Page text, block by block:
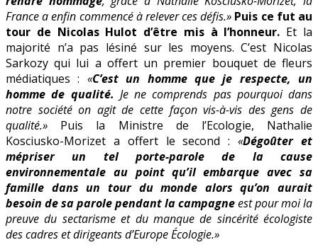
France a enfin commencé à relever ces défis.» Puis ce fut au
tour de Nicolas Hulot d’être mis à l’honneur. Et la
majorité n’a pas lésiné sur les moyens. C’est Nicolas
Sarkozy qui lui a offert un premier bouquet de fleurs
médiatiques : «C’est un homme que je respecte, un
homme de qualité. Je ne comprends pas pourquoi dans
notre société on agit de cette façon vis-à-vis des gens de
qualité.» Puis la Ministre de l’Ecologie, Nathalie
Kosciusko-Morizet a offert le second :«Dégoûter et
mépriser un tel porte-parole de la cause
environnementale au point qu’il embarque avec sa
famille dans un tour du monde alors qu’on aurait
besoin de sa parole pendant la campagneest pour moi la
preuve du sectarisme et du manque de sincérité écologiste
des cadres et dirigeants d’Europe Écologie.»